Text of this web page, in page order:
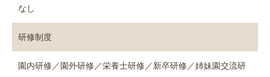
なし
研修制度
園内研修／園外研修／栄養士研修／新卒研修／姉妹園交流研